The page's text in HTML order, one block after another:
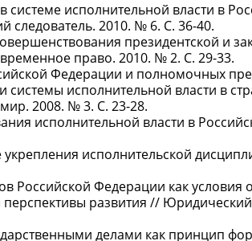
исполнительной власти в
следователь. 2010. № 6. С. 36-40.
президентской и
право. 2010. № 2. С. 29-33.
Федерации и полномочных
исполнительной власти в
2008. № 3. С. 23-28.
исполнительной власти в
исполнительской
Российской Федерации как условия
развития //
делами как принцип